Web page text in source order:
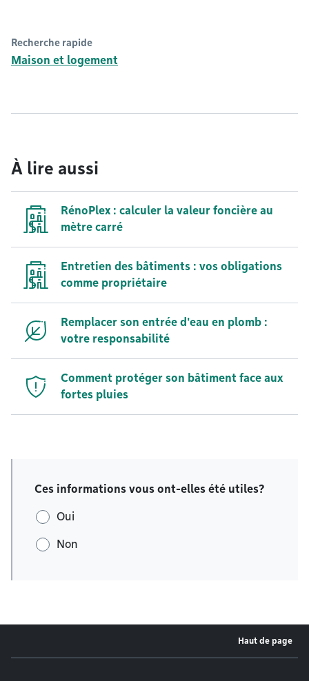
Recherche rapide
Maison et logement
À lire aussi
RénoPlex : calculer la valeur foncière au
mètre carré
Entretien des bâtiments : vos obligations
comme propriétaire
Remplacer son entrée d'eau en plomb :
votre responsabilité
Comment protéger son bâtiment face aux
fortes pluies
Ces informations vous ont-elles été utiles?
Oui
Non
Haut de page